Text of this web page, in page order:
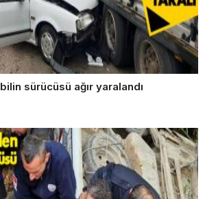
sürücüsü ağır yaralandı